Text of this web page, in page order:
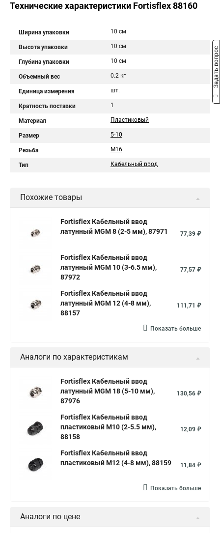
Технические характеристики Fortisflex 88160
Ширина упаковки 10 см
Высота упаковки 10 см
Глубина упаковки 10 см
Объемный вес 0.2 кг
Единица измерения шт.
Кратность поставки 1
Материал Пластиковый
Размер 5-10
Резьба М16
Тип Кабельный ввод
Похожие товары
Fortisflex Кабельный ввод
латунный МGM 8 (2-5 мм), 87971
77,39 ₽
Fortisflex Кабельный ввод
латунный МGM 10 (3-6.5 мм),
87972
77,57 ₽
Fortisflex Кабельный ввод
латунный МGM 12 (4-8 мм),
88157
111,71 ₽
Показать больше
Аналоги по характеристикам
Fortisflex Кабельный ввод
латунный МGM 18 (5-10 мм),
87976
130,56 ₽
Fortisflex Кабельный ввод
пластиковый М10 (2-5.5 мм),
88158
12,09 ₽
Fortisflex Кабельный ввод
пластиковый М12 (4-8 мм), 88159
11,84 ₽
Показать больше
Аналоги по цене
Задать вопрос